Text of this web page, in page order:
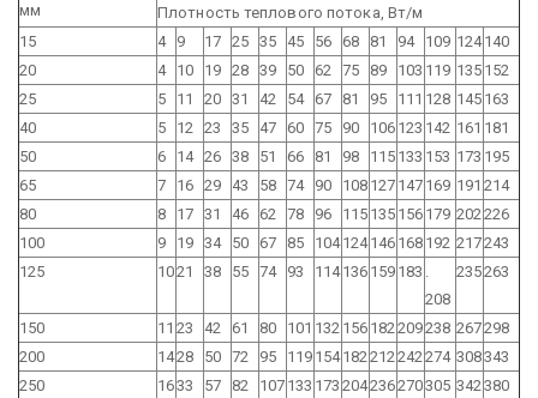
мм
Плотность теплового потока, Вт/м
15
4 9 17 25 35 45 56 68 81 94 109 124140
20
4 10 19 28 39 50 62 75 89 103 119 135 152
25
5 11 20 31 42 54 67 81 95 111 128 145 163
40
5 12 23 35 47 60 75 90 106 123 142 161 181
50
6 14 26 38 51 66 81 98 115 133 153 173 195
65
7 16 29 43 58 74 90 108 127 147 169 191 214
80
8 17 31 46 62 78 96 115 135 156 179 202226
100
9 19 34 50 67 85 104124146 168 192 217243
125
1021 38 55 74 93 114136 159 183 .
208
235263
150 11 23 42 61 80 101 132 156 182209238 267298
200
1428 50 72 95 119 154182212242274 308343
250
1633 57 82 107 133 173 204236270305 342380